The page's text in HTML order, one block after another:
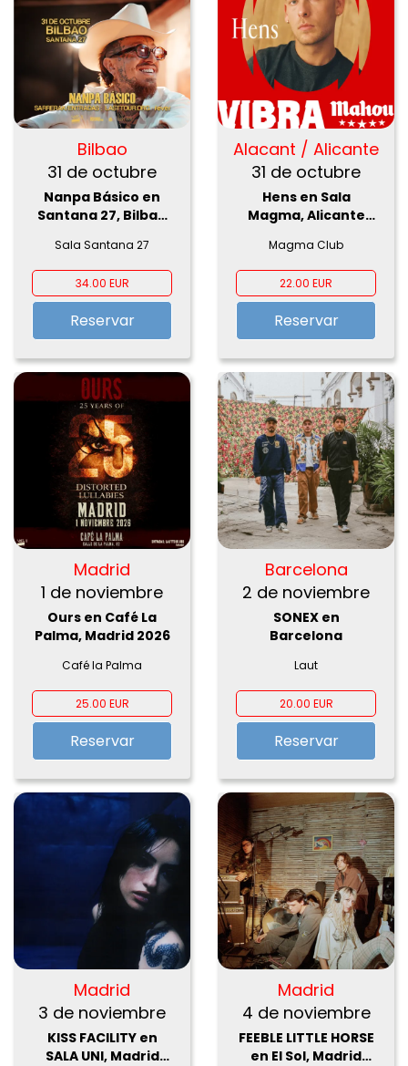
Bilbao
31 de octubre
Nanpa Básico en
Santana 27, Bilbao
Sala Santana 27
34.00 EUR
Reservar
Alacant / Alicante
31 de octubre
Hens en Sala
Magma, Alicante
Magma Club
22.00 EUR
Reservar
Madrid
1 de noviembre
Ours en Café La
Palma, Madrid 2026
Café la Palma
25.00 EUR
Reservar
Barcelona
2 de noviembre
SONEX en
Barcelona
Laut
20.00 EUR
Reservar
Madrid
3 de noviembre
KISS FACILITY en
SALA UNI, Madrid
Madrid
4 de noviembre
FEEBLE LITTLE HORSE
en El Sol, Madrid